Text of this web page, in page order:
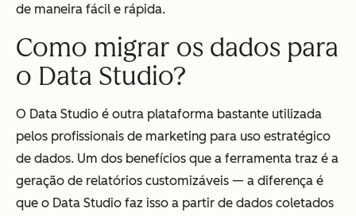
de maneira fácil e rápida.
Como migrar os dados para
o Data Studio?
O Data Studio é outra plataforma bastante utilizada
pelos profissionais de marketing para uso estratégico
de dados. Um dos benefícios que a ferramenta traz é a
geração de relatórios customizáveis — a diferença é
que o Data Studio faz isso a partir de dados coletados